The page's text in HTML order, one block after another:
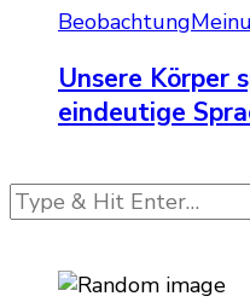
Beobachtung
Unsere Körper
eindeutige
Looking
for